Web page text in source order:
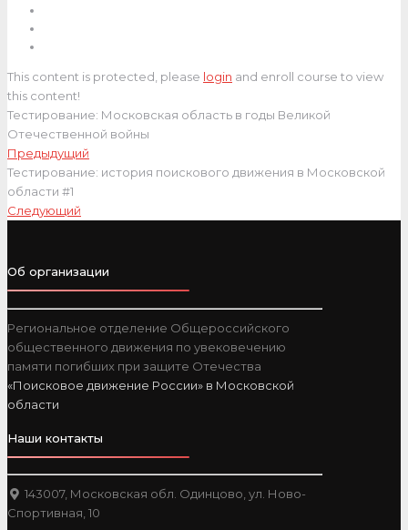
This content is protected, please login and enroll course to view
this content!
Тестирование: Московская область в годы Великой
Отечественной войны
Предыдущий
Тестирование: история поискового движения в Московской
области #1
Следующий
Об организации
Региональное отделение Общероссийского
общественного движения по увековечению
памяти погибших при защите Отечества
«Поисковое движение России» в Московской
области
Наши контакты
143007, Московская обл. Одинцово, ул. Ново-
Спортивная, 10